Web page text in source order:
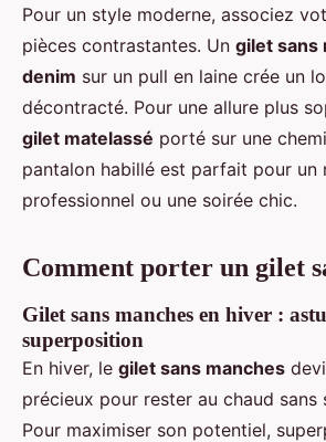
Pour un style moderne, associez
pièces contrastantes. Un gilet sans
denim sur un pull en laine crée un
décontracté. Pour une allure plus
gilet matelassé porté sur une
pantalon habillé est parfait pour un
professionnel ou une soirée chic.
Comment porter un gilet
Gilet sans manches en hiver :
superposition
En hiver, le gilet sans manches
précieux pour rester au chaud sans
Pour maximiser son potentiel,